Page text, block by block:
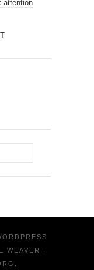
attention
WEAVER
|